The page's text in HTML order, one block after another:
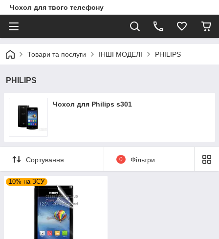
Чохол для твого телефону
Товари та послуги ІНШІ МОДЕЛІ PHILIPS
PHILIPS
Чохол для Philips s301
Сортування 0 Фільтри
10% на ЗСУ